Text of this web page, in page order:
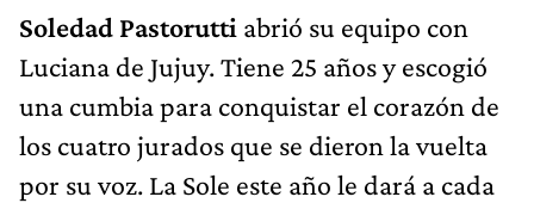
Soledad Pastorutti abrió su equipo con
Luciana de Jujuy. Tiene 25 años y escogió
una cumbia para conquistar el corazón de
los cuatro jurados que se dieron la vuelta
por su voz. La Sole este año le dará a cada